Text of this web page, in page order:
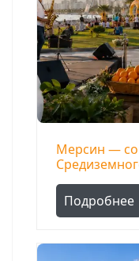
Мерсин —
Подробнее